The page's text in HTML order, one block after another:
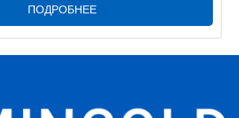
ПОДРОБНЕЕ